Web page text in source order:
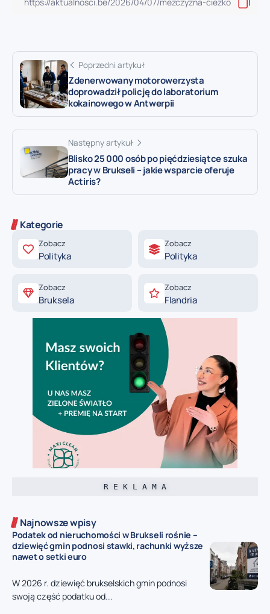
Poprzedni artykuł
Zdenerwowany motorowerzysta
doprowadził policję do laboratorium
kokainowego w Antwerpii
Następny artykuł
Blisko 25 000 osób po pięćdziesiątce szuka
pracy w Brukseli – jakie wsparcie oferuje
Actiris?
Kategorie
Zobacz
Polityka
Zobacz
Polityka
Zobacz
Bruksela
Zobacz
Flandria
R E K L A M A
Najnowsze wpisy
Podatek od nieruchomości w Brukseli rośnie –
dziewięć gmin podnosi stawki, rachunki wyższe
nawet o setki euro
W 2026 r. dziewięć brukselskich gmin podnosi
swoją część podatku od...